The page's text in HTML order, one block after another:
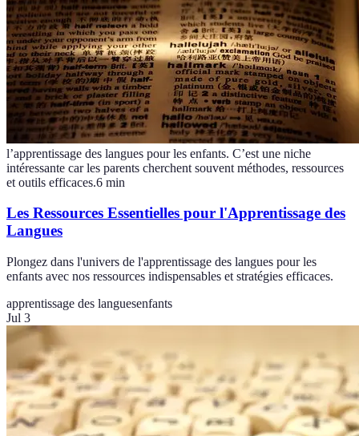
l’apprentissage des langues pour les enfants. C’est une niche
intéressante car les parents cherchent souvent méthodes, ressources
et outils efficaces.6 min
Les Ressources Essentielles pour l'Apprentissage des
Langues
Plongez dans l'univers de l'apprentissage des langues pour les
enfants avec nos ressources indispensables et stratégies efficaces.
apprentissage des languesenfants
Jul 3